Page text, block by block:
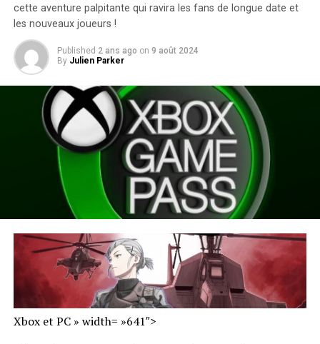
cette aventure palpitante qui ravira les fans de longue date et
les nouveaux joueurs !
Published 2 ans ago on 9 août 2024
By Julien Parker
Xbox et PC » width= »641″>